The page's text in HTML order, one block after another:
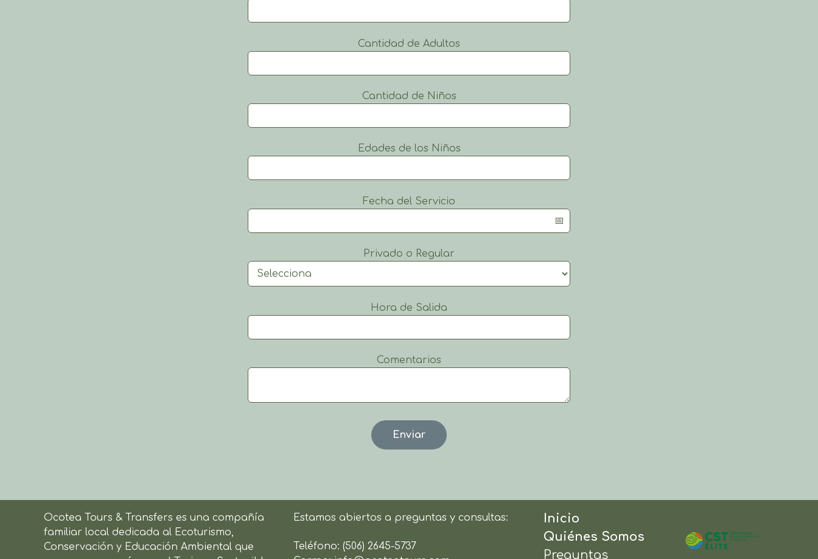
Cantidad de Adultos
Cantidad de Niños
Edades de los Niños
Fecha del Servicio
Privado o Regular
Hora de Salida
Comentarios
Ocotea Tours & Transfers es una compañía
familiar local dedicada al Ecoturismo,
Conservación y Educación Ambiental que
Estamos abiertos a preguntas y consultas:
Teléfono:(506) 2645-5737
Inicio
Quiénes Somos
Preguntas